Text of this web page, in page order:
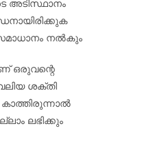
അടിസ്ഥാനം
നൽകും
ഒരുവന്റെ
ശക്തി
ലഭിക്കും